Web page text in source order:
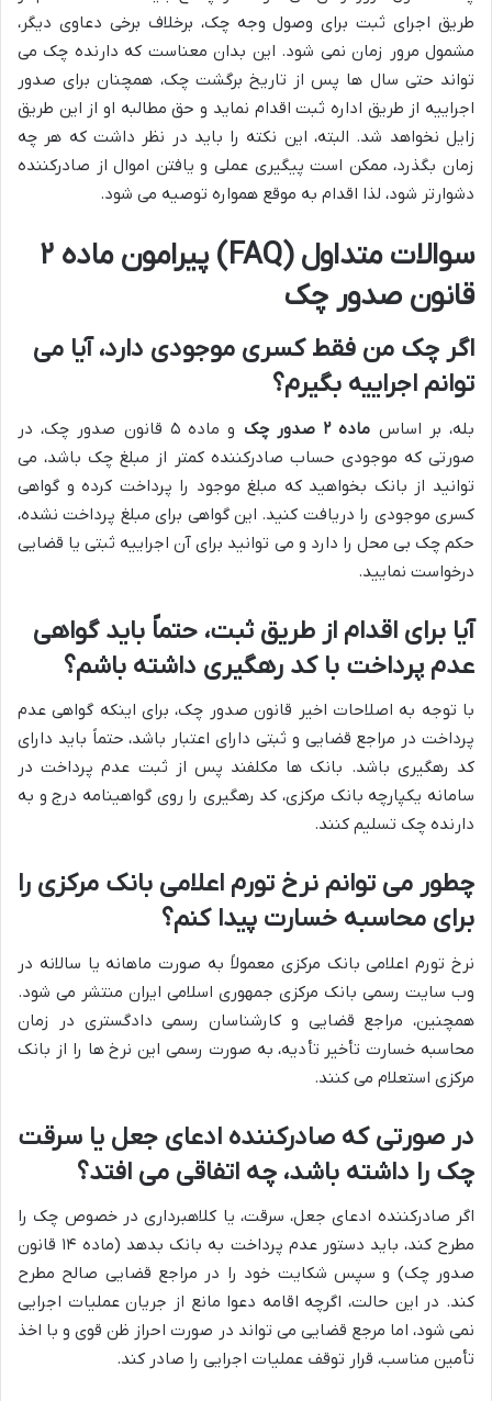
طریق اجرای ثبت برای وصول وجه چک، برخلاف برخی دعاوی دیگر،
مشمول مرور زمان نمی شود. این بدان معناست که دارنده چک می
تواند حتی سال ها پس از تاریخ برگشت چک، همچنان برای صدور
اجراییه از طریق اداره ثبت اقدام نماید و حق مطالبه او از این طریق
زایل نخواهد شد. البته، این نکته را باید در نظر داشت که هر چه
زمان بگذرد، ممکن است پیگیری عملی و یافتن اموال از صادرکننده
دشوارتر شود، لذا اقدام به موقع همواره توصیه می شود.
سوالات متداول (FAQ) پیرامون ماده ۲
قانون صدور چک
اگر چک من فقط کسری موجودی دارد، آیا می
توانم اجراییه بگیرم؟
بله، بر اساس ماده ۲ صدور چک
و ماده ۵ قانون صدور چک، در
صورتی که موجودی حساب صادرکننده کمتر از مبلغ چک باشد، می
توانید از بانک بخواهید که مبلغ موجود را پرداخت کرده و گواهی
کسری موجودی را دریافت کنید. این گواهی برای مبلغ پرداخت نشده،
حکم چک بی محل را دارد و می توانید برای آن اجراییه ثبتی یا قضایی
درخواست نمایید.
آیا برای اقدام از طریق ثبت، حتماً باید گواهی
عدم پرداخت با کد رهگیری داشته باشم؟
با توجه به اصلاحات اخیر قانون صدور چک، برای اینکه گواهی عدم
پرداخت در مراجع قضایی و ثبتی دارای اعتبار باشد، حتماً باید دارای
کد رهگیری باشد. بانک ها مکلفند پس از ثبت عدم پرداخت در
سامانه یکپارچه بانک مرکزی، کد رهگیری را روی گواهینامه درج و به
دارنده چک تسلیم کنند.
چطور می توانم نرخ تورم اعلامی بانک مرکزی را
برای محاسبه خسارت پیدا کنم؟
نرخ تورم اعلامی بانک مرکزی معمولاً به صورت ماهانه یا سالانه در
وب سایت رسمی بانک مرکزی جمهوری اسلامی ایران منتشر می شود.
همچنین، مراجع قضایی و کارشناسان رسمی دادگستری در زمان
محاسبه خسارت تأخیر تأدیه، به صورت رسمی این نرخ ها را از بانک
مرکزی استعلام می کنند.
در صورتی که صادرکننده ادعای جعل یا سرقت
چک را داشته باشد، چه اتفاقی می افتد؟
اگر صادرکننده ادعای جعل، سرقت، یا کلاهبرداری در خصوص چک را
مطرح کند، باید دستور عدم پرداخت به بانک بدهد (ماده ۱۴ قانون
صدور چک) و سپس شکایت خود را در مراجع قضایی صالح مطرح
کند. در این حالت، اگرچه اقامه دعوا مانع از جریان عملیات اجرایی
نمی شود، اما مرجع قضایی می تواند در صورت احراز ظن قوی و با اخذ
تأمین مناسب، قرار توقف عملیات اجرایی را صادر کند.